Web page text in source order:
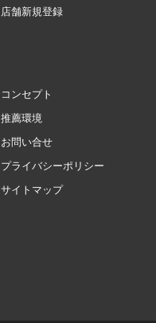
店舗新規登録
コンセプト
推薦環境
お問い合せ
プライバシーポリシー
サイトマップ